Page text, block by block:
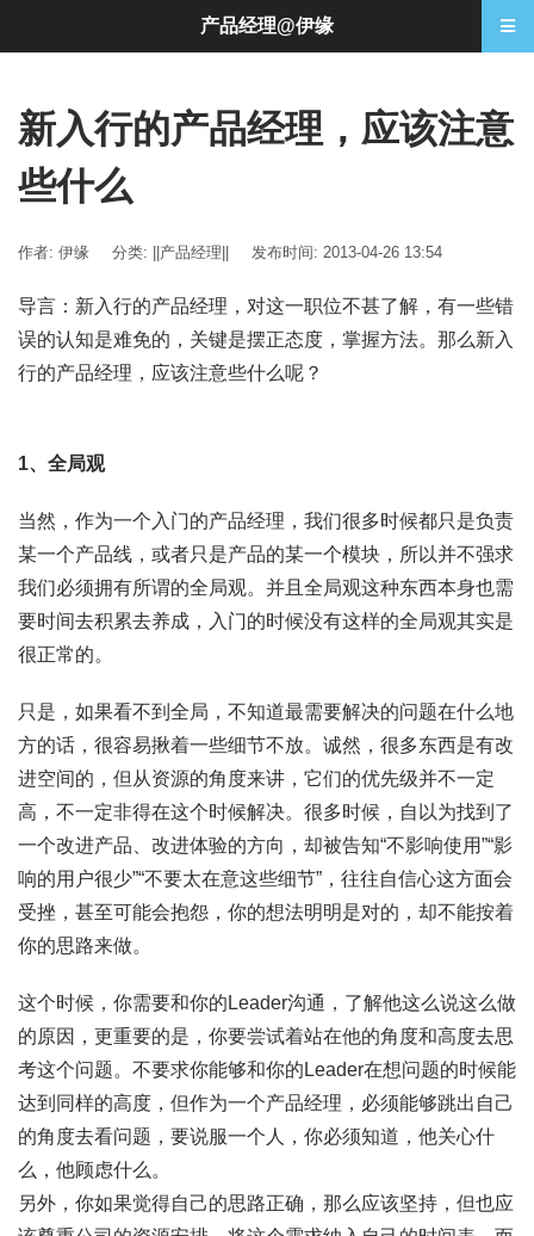
新入行的产品经理，应该注意
些什么
作者: 伊缘 分类: ||产品经理|| 发布时间: 2013-04-26 13:54
导言：新入行的产品经理，对这一职位不甚了解，有一些错
误的认知是难免的，关键是摆正态度，掌握方法。那么新入
行的产品经理，应该注意些什么呢？
1、全局观
当然，作为一个入门的产品经理，我们很多时候都只是负责
某一个产品线，或者只是产品的某一个模块，所以并不强求
我们必须拥有所谓的全局观。并且全局观这种东西本身也需
要时间去积累去养成，入门的时候没有这样的全局观其实是
很正常的。
只是，如果看不到全局，不知道最需要解决的问题在什么地
方的话，很容易揪着一些细节不放。诚然，很多东西是有改
进空间的，但从资源的角度来讲，它们的优先级并不一定
高，不一定非得在这个时候解决。很多时候，自以为找到了
一个改进产品、改进体验的方向，却被告知“不影响使用”“影
响的用户很少”“不要太在意这些细节”，往往自信心这方面会
受挫，甚至可能会抱怨，你的想法明明是对的，却不能按着
你的思路来做。
这个时候，你需要和你的Leader沟通，了解他这么说这么做
的原因，更重要的是，你要尝试着站在他的角度和高度去思
考这个问题。不要求你能够和你的Leader在想问题的时候能
达到同样的高度，但作为一个产品经理，必须能够跳出自己
的角度去看问题，要说服一个人，你必须知道，他关心什
么，他顾虑什么。
另外，你如果觉得自己的思路正确，那么应该坚持，但也应
产品经理@伊缘